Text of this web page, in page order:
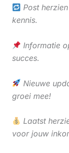
Post
kennis.
Informatie
succes.
Nieuwe
groei mee!
Laatst
voor jouw